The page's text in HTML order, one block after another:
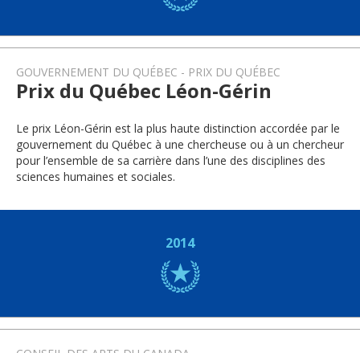
GOUVERNEMENT DU QUÉBEC PRIX DU QUÉBEC
Prix du Québec Léon-Gérin
Le prix Léon-Gérin est la plus haute distinction accordée par le
gouvernement du Québec à une chercheuse ou à un chercheur
pour l’ensemble de sa carrière dans l’une des disciplines des
sciences humaines et sociales.
2014